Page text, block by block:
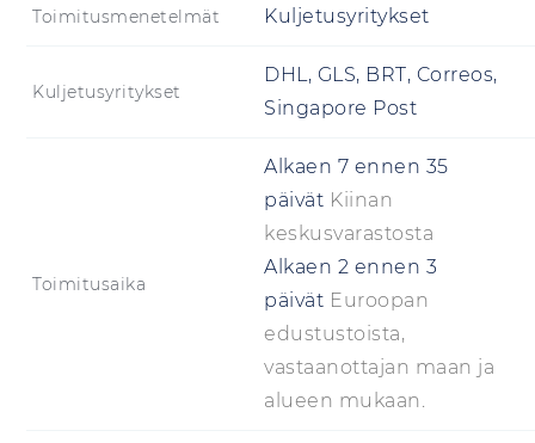
Toimitusmenetelmät Kuljetusyritykset
Kuljetusyritykset
DHL, GLS, BRT, Correos,
Singapore Post
Toimitusaika
Alkaen 7 ennen 35
päivät Kiinan
keskusvarastosta
Alkaen 2 ennen 3
päivät Euroopan
edustustoista,
vastaanottajan maan ja
alueen mukaan.